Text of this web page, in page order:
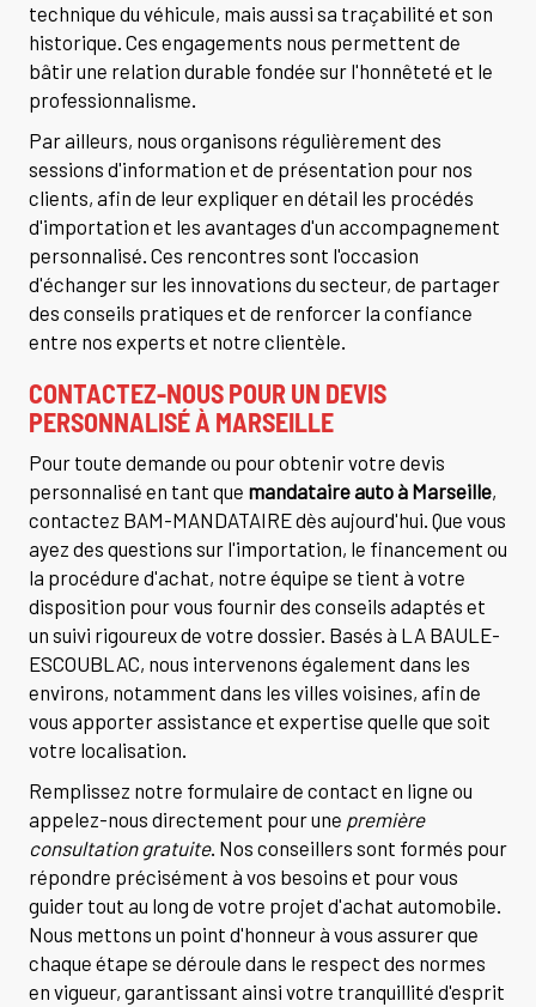
technique du véhicule, mais aussi sa traçabilité et son
historique. Ces engagements nous permettent de
bâtir une relation durable fondée sur l'honnêteté et le
professionnalisme.
Par ailleurs, nous organisons régulièrement des
sessions d'information et de présentation pour nos
clients, afin de leur expliquer en détail les procédés
d'importation et les avantages d'un accompagnement
personnalisé. Ces rencontres sont l'occasion
d'échanger sur les innovations du secteur, de partager
des conseils pratiques et de renforcer la confiance
entre nos experts et notre clientèle.
CONTACTEZ-NOUS POUR UN DEVIS
PERSONNALISÉ À MARSEILLE
Pour toute demande ou pour obtenir votre devis
personnalisé en tant que mandataire auto à Marseille,
contactez BAM-MANDATAIRE dès aujourd'hui. Que vous
ayez des questions sur l'importation, le financement ou
la procédure d'achat, notre équipe se tient à votre
disposition pour vous fournir des conseils adaptés et
un suivi rigoureux de votre dossier. Basés à LA BAULE-
ESCOUBLAC, nous intervenons également dans les
environs, notamment dans les villes voisines, afin de
vous apporter assistance et expertise quelle que soit
votre localisation.
Remplissez notre formulaire de contact en ligne ou
appelez-nous directement pour une première
consultation gratuite. Nos conseillers sont formés pour
répondre précisément à vos besoins et pour vous
guider tout au long de votre projet d'achat automobile.
Nous mettons un point d'honneur à vous assurer que
chaque étape se déroule dans le respect des normes
en vigueur, garantissant ainsi votre tranquillité d'esprit